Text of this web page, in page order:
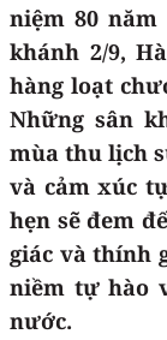
niệm 80 năm
khánh 2/9,
hàng loạt
Những sân
mùa thu lịch
và cảm xúc
hẹn sẽ đem
giác và thính
niềm tự hào
nước.